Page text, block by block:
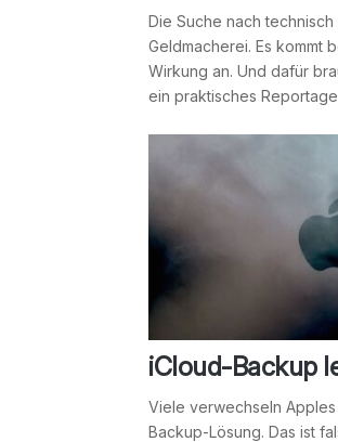
Die Suche nach
Geldmacherei. Es kommt
Wirkung an. Und dafür
ein praktisches
iCloud-Backup
Viele verwechseln
Backup-Lösung. Das ist